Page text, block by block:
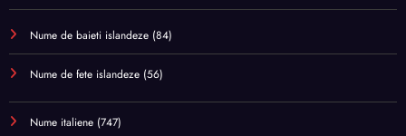
Nume de baieti islandeze (84)
Nume de fete islandeze (56)
Nume italiene (747)